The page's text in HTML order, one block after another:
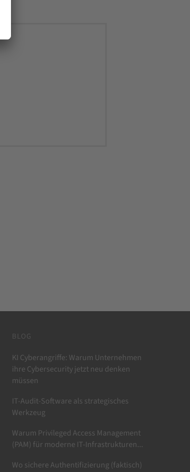
BLOG
KI Cyberangriffe: Warum Unternehmen
ihre Cybersecurity jetzt neu denken
müssen
IT-Audit-Software als strategisches
Werkzeug
Warum Privileged Access Management
(PAM) für moderne IT-Infrastrukturen...
Wo sichere Authentifizierung (faktisch)